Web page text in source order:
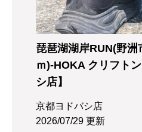
琵琶湖湖岸RUN(野
ｍ)-HOKA クリフト
シ店】
京都ヨドバシ店
2026/07/29 更新